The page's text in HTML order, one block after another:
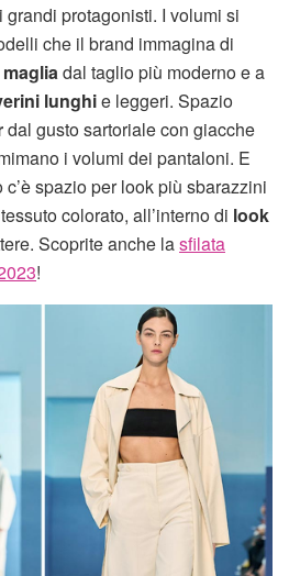
grandi protagonisti. I volumi si
che il brand immagina di
dal taglio più moderno e a
lunghie leggeri. Spazio
dal gusto sartoriale con giacche
i volumi dei pantaloni. E
spazio per look più sbarazzini
colorato, all’interno di look
Scoprite anche lasfilata
!